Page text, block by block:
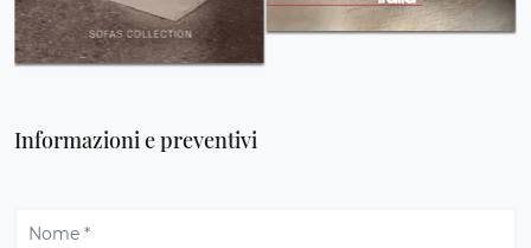
Informazioni e preventivi